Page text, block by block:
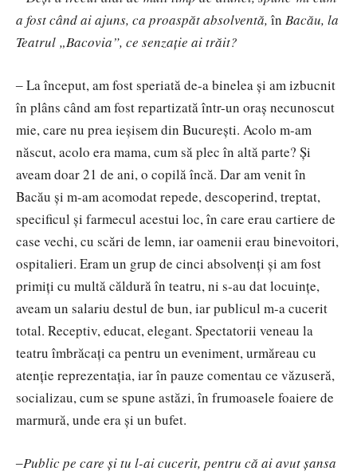
a fost când ai ajuns, ca proaspăt absolventă, în Bacău, la
Teatrul „Bacovia”, ce senzație ai trăit?
‒ La început, am fost speriată de-a binelea și am izbucnit
în plâns când am fost repartizată într-un oraș necunoscut
mie, care nu prea ieșisem din București. Acolo m-am
născut, acolo era mama, cum să plec în altă parte? Și
aveam doar 21 de ani, o copilă încă. Dar am venit în
Bacău și m-am acomodat repede, descoperind, treptat,
specificul și farmecul acestui loc, în care erau cartiere de
case vechi, cu scări de lemn, iar oamenii erau binevoitori,
ospitalieri. Eram un grup de cinci absolvenți și am fost
primiți cu multă căldură în teatru, ni s-au dat locuințe,
aveam un salariu destul de bun, iar publicul m-a cucerit
total. Receptiv, educat, elegant. Spectatorii veneau la
teatru îmbrăcați ca pentru un eveniment, urmăreau cu
atenție reprezentația, iar în pauze comentau ce văzuseră,
socializau, cum se spune astăzi, în frumoasele foaiere de
marmură, unde era și un bufet.
‒Public pe care și tu l-ai cucerit, pentru că ai avut șansa